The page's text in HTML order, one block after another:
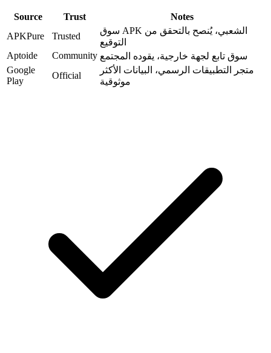
Source Trust
Notes
APKPure
Trusted
سوق APK الشعبي، يُنصح بالتحقق من
التوقيع
Aptoide
Community سوق تابع لجهة خارجية، يقوده المجتمع
Google
Play
Official
متجر التطبيقات الرسمي، البيانات الأكثر
موثوقية